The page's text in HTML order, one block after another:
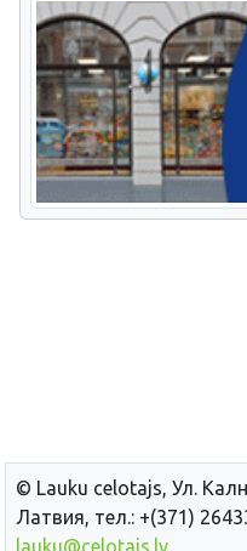
© Lauku сelotajs, Ул.
Латвия, тел.: +(371)
lauku@celotajs.lv